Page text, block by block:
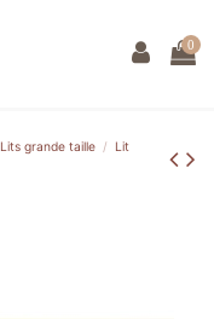
0
Lits grande taille
Lit